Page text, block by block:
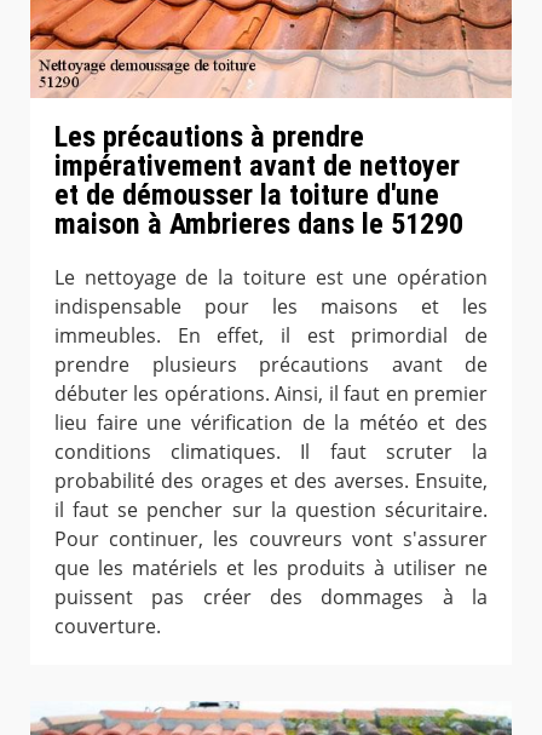
Les précautions à prendre
impérativement avant de nettoyer
et de démousser la toiture d'une
maison à Ambrieres dans le 51290
Le nettoyage de la toiture est une opération
indispensable pour les maisons et les
immeubles. En effet, il est primordial de
prendre plusieurs précautions avant de
débuter les opérations. Ainsi, il faut en premier
lieu faire une vérification de la météo et des
conditions climatiques. Il faut scruter la
probabilité des orages et des averses. Ensuite,
il faut se pencher sur la question sécuritaire.
Pour continuer, les couvreurs vont s'assurer
que les matériels et les produits à utiliser ne
puissent pas créer des dommages à la
couverture.